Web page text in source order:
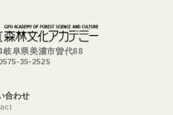
阜県美濃市曽代88
35-2525
合わせ